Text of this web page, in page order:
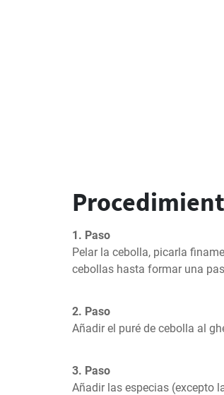
1. Paso
Pelar la cebolla, picarla
cebollas hasta formar una
2. Paso
Añadir el puré de cebolla al
3. Paso
Añadir las especias (excepto